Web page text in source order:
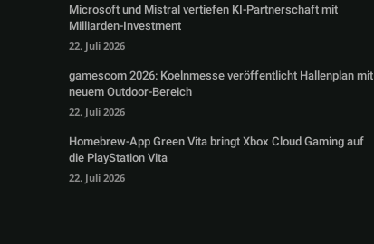
Microsoft und Mistral vertiefen KI-Partnerschaft mit
Milliarden-Investment
22. Juli 2026
gamescom 2026: Koelnmesse veröffentlicht Hallenplan mit
neuem Outdoor-Bereich
22. Juli 2026
Homebrew-App Green Vita bringt Xbox Cloud Gaming auf
die PlayStation Vita
22. Juli 2026